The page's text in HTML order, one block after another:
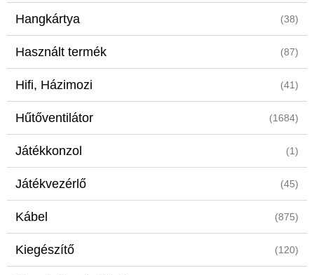
Hangkártya (38)
Használt termék (87)
Hifi, Házimozi (41)
Hűtőventilátor (1684)
Játékkonzol (1)
Játékvezérlő (45)
Kábel (875)
Kiegészítő (120)